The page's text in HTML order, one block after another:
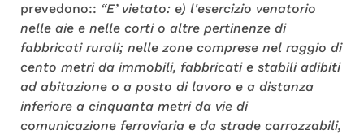
prevedono:: “E’ vietato: e) l'esercizio venatorio
nelle aie e nelle corti o altre pertinenze di
fabbricati rurali; nelle zone comprese nel raggio di
cento metri da immobili, fabbricati e stabili adibiti
ad abitazione o a posto di lavoro e a distanza
inferiore a cinquanta metri da vie di
comunicazione ferroviaria e da strade carrozzabili,